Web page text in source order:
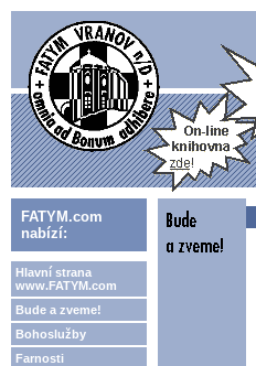
FATYM.com
nabízí:
Hlavní strana
www.FATYM.com
Bude a zveme!
Bohoslužby
Farnosti